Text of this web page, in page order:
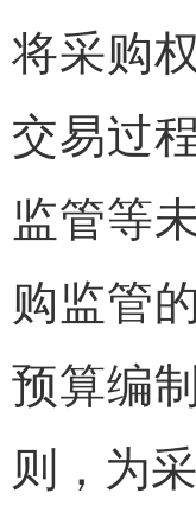
将采购
交易过
监管等
购监管
预算编
则，为